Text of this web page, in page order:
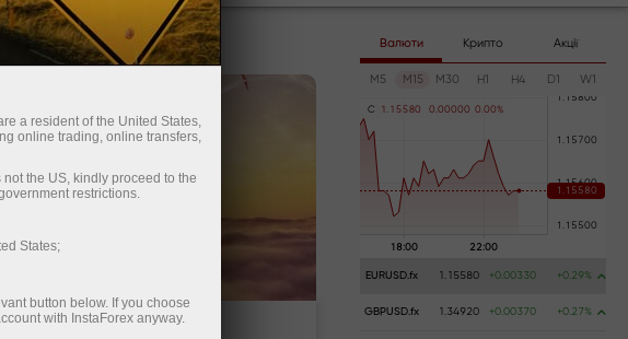
Валюти Крипто Акції
M5 M15 M30 H1 H4 D1 W1
C 1 . 1 5580 0 .00000 0 .00%
EURUSD.fx 1.15580 +0.00330 +0.29%
GBPUSD.fx 1.34920 +0.00370 +0.27%
a resident of the United States,
online trading, online transfers,
the US, kindly proceed to the
restrictions.
States;
button below. If you choose
with InstaForex anyway.